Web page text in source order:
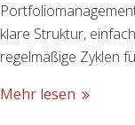
klare Struktur,
regelmäßige Zyklen
Mehr lesen